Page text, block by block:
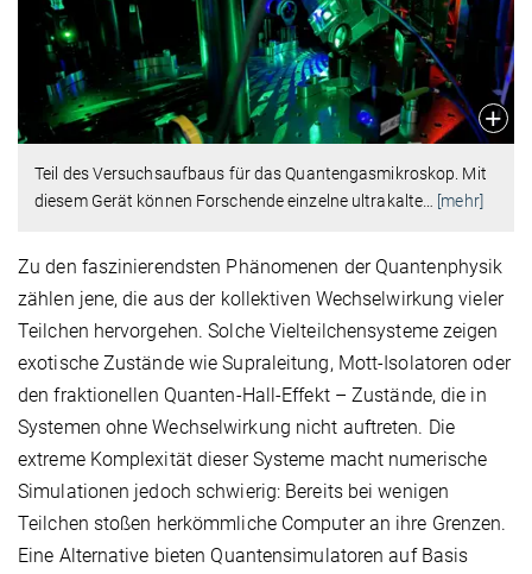
Teil des Versuchsaufbaus für das Quantengasmikroskop. Mit
diesem Gerät können Forschende einzelne ultrakalte
[mehr]
Zu den faszinierendsten Phänomenen der Quantenphysik
zählen jene, die aus der kollektiven Wechselwirkung vieler
Teilchen hervorgehen. Solche Vielteilchensysteme zeigen
exotische Zustände wie Supraleitung, Mott-Isolatoren oder
den fraktionellen Quanten-Hall-Effekt – Zustände, die in
Systemen ohne Wechselwirkung nicht auftreten. Die
extreme Komplexität dieser Systeme macht numerische
Simulationen jedoch schwierig: Bereits bei wenigen
Teilchen stoßen herkömmliche Computer an ihre Grenzen.
Eine Alternative bieten Quantensimulatoren auf Basis